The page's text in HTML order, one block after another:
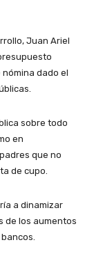
Juan Ariel
dado el
sobre todo
en
que no
de cupo.
a dinamizar
de los aumentos